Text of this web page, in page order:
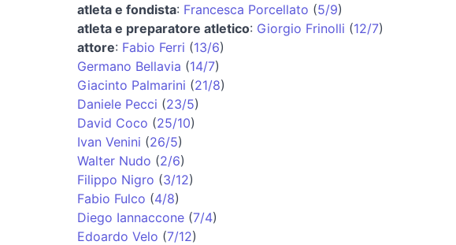
atleta e fondista: Francesca Porcellato (5/9)
atleta e preparatore atletico: Giorgio Frinolli (12/7)
attore: Fabio Ferri (13/6)
Germano Bellavia (14/7)
Giacinto Palmarini (21/8)
Daniele Pecci (23/5)
David Coco (25/10)
Ivan Venini (26/5)
Walter Nudo (2/6)
Filippo Nigro (3/12)
Fabio Fulco (4/8)
Diego Iannaccone(7/4)
Edoardo Velo (7/12)